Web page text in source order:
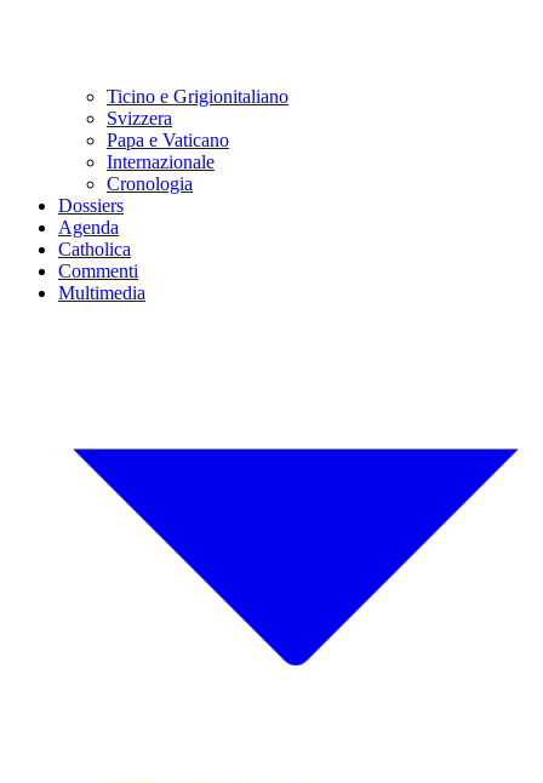
Ticino e Grigionitaliano
Svizzera
Papa e Vaticano
Internazionale
Cronologia
Dossiers
Agenda
Catholica
Commenti
Multimedia